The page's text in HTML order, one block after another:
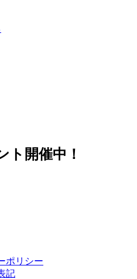
ト開催中！
ポリシー
記